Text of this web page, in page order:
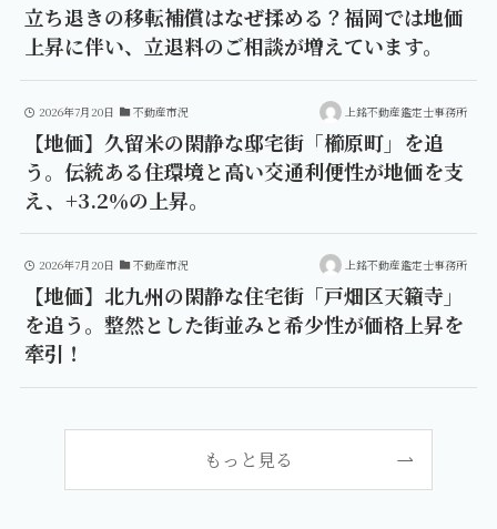
立ち退きの移転補償はなぜ揉める？福岡では地価
上昇に伴い、立退料のご相談が増えています。
2026年7月20日 不動産市況 上銘不動産鑑定士事務所
【地価】久留米の閑静な邸宅街「櫛原町」を追
う。伝統ある住環境と高い交通利便性が地価を支
え、+3.2％の上昇。
2026年7月20日 不動産市況 上銘不動産鑑定士事務所
【地価】北九州の閑静な住宅街「戸畑区天籟寺」
を追う。整然とした街並みと希少性が価格上昇を
牽引！
もっと見る